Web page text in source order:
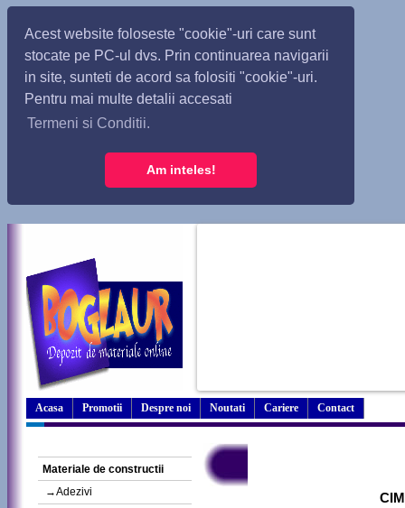
Acest website foloseste "cookie"-uri care sunt
stocate pe PC-ul dvs. Prin continuarea navigarii
in site, sunteti de acord sa folositi "cookie"-uri.
Pentru mai multe detalii accesati
Termeni si Conditii.
Am inteles!
Acasa Promotii Despre noi Noutati Cariere Contact
Materiale de constructii
→Adezivi